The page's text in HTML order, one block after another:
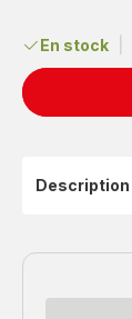
En stock
Description